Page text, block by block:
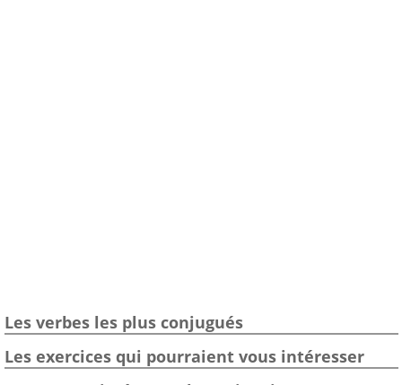
Les verbes les plus conjugués
Les exercices qui pourraient vous intéresser